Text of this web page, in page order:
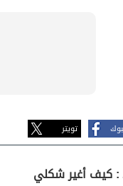
تويتر
: كيف أغير شكلي